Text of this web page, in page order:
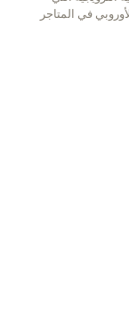
الأرز الأوروبي في المتاجر